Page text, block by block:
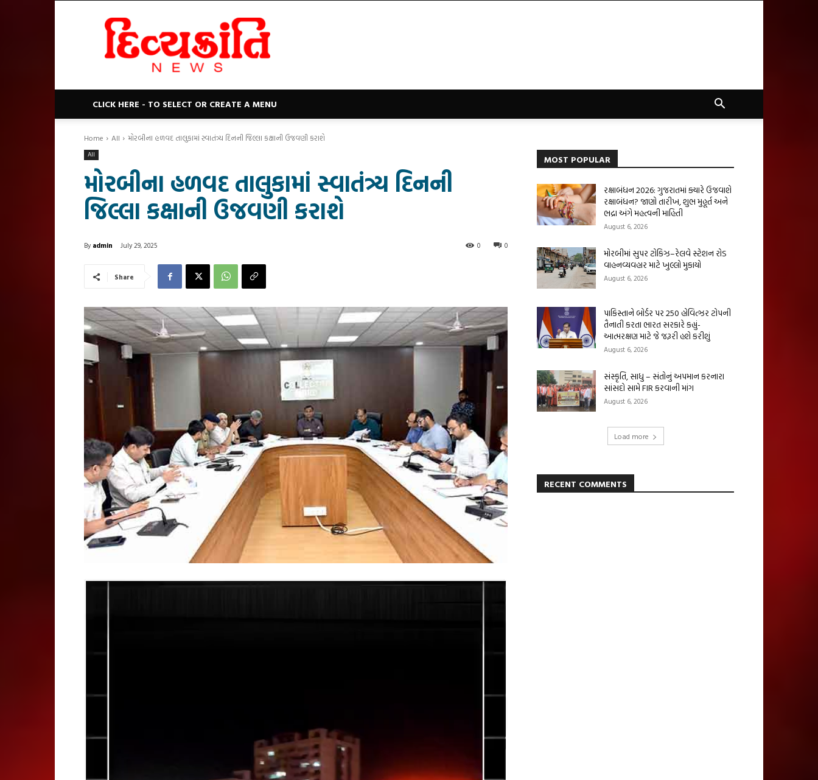
Divyakranti
News
CLICK HERE - TO SELECT OR CREATE A MENU
Home All મોરબીના હળવદ તાલુકામાં સ્વાતંત્ર્ય દિનની જિલ્લા કક્ષાની ઉજવણી કરાશે
All
મોરબીના હળવદ તાલુકામાં સ્વાતંત્ર્ય દિનની
જિલ્લા કક્ષાની ઉજવણી કરાશે
By admin July 29, 2025 0
0
Share
MOST POPULAR
રક્ષાબંધન 2026: ગુજરાતમાં ક્યારે ઉજવાશે
રક્ષાબંધન? જાણો તારીખ, શુભ મુહૂર્ત અને
ભદ્રા અંગે મહત્વની માહિતી
August 6, 2026
મોરબીમાં સુપર ટોકિઝ–રેલવે સ્ટેશન રોડ
વાહનવ્યવહાર માટે ખુલ્લો મુકાયો
August 6, 2026
પાકિસ્તાને બોર્ડર પર 250 હોવિત્ઝર ટોપની
તૈનાતી કરતા ભારત સરકારે કહ્યું-
આત્મરક્ષણ માટે જે જરૂરી હશે કરીશું
August 6, 2026
સંસ્કૃતિ, સાધુ – સંતોનું અપમાન કરનારા
સાંસદો સામે FIR કરવાની માંગ
August 6, 2026
Load more
RECENT COMMENTS